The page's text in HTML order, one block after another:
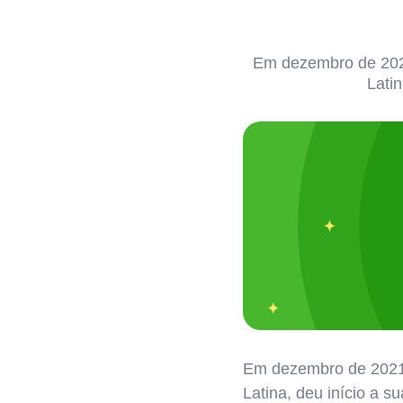
Em dezembro de
Em dezembro de
Latina, deu início a